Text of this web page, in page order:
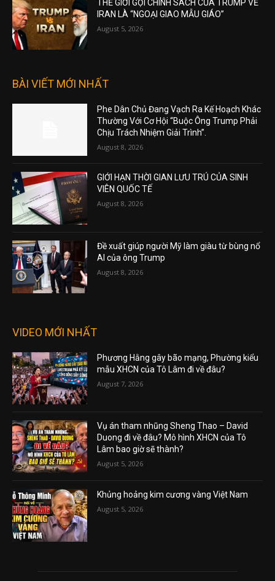
THẾ GIỚI GỌI CHÍNH SÁCH CỦA TRUMP VỀ
IRAN LÀ “NGOẠI GIAO MẪU GIÁO”
August 5, 2026
BÀI VIẾT MỚI NHẤT
Phe Dân Chủ Đang Vạch Ra Kế Hoạch Khác
Thường Với Cơ Hội “Buộc Ông Trump Phải
Chịu Trách Nhiệm Giải Trình”.
August 8, 2026
GIỚI HẠN THỜI GIAN LƯU TRÚ CỦA SINH
VIÊN QUỐC TẾ
August 8, 2026
Đề xuất giúp người Mỹ làm giàu từ bùng nổ
AI của ông Trump
August 8, 2026
VIDEO MỚI NHẤT
Phương Hằng gây bão mạng, Phường kiểu
mẫu XHCN của Tô Lâm đi về đâu?
August 7, 2026
Vụ án tham nhũng Sheng Thao – David
Duong đi về đâu? Mô hình XHCN của Tô
Lâm bao giờ sẽ thành?
August 5, 2026
Khủng hoảng kim cương vàng Việt Nam
August 5, 2026